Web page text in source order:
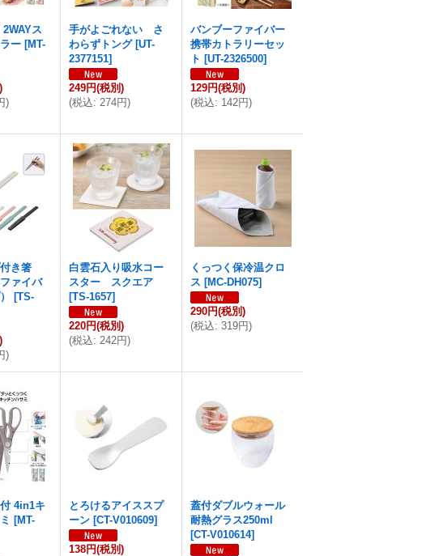
ス
ー [MT-
)
手がよごれない さ
わらずトング [UT-
2377151]
249円(税別)
(税込: 274円)
バンブーファイバー
携帯カトラリーセッ
ト [UT-2326500]
129円(税別)
(税込: 142円)
き箸
ファイバ
[TS-
)
白雲石入り吸水コー
スター スクエア
[TS-1657]
220円(税別)
(税込: 242円)
くっつく保冷温クロ
ス [MC-DH075]
290円(税別)
(税込: 319円)
4in1キ
[MT-
とろけるアイススプ
ーン [CT-V010609]
138円(税別)
蓋付ダブルウォール
耐熱グラス250ml
[CT-V010614]